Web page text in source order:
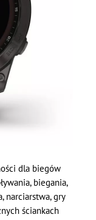
dla biegów
biegania,
narciarstwa, gry
ściankach